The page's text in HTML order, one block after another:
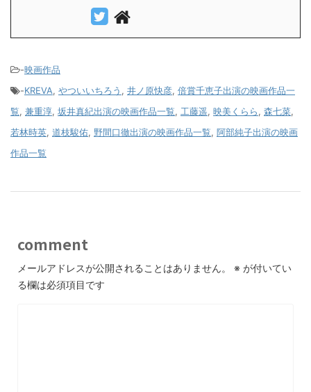
-映画作品
-KREVA, やついいちろう , 井ノ原快彦, 倍賞千恵子出演の映画作品一
覧, 兼重淳, 坂井真紀出演の映画作品一覧, 工藤遥, 映美くらら, 森七菜,
若林時英, 道枝駿佑, 野間口徹出演の映画作品一覧, 阿部純子出演の映画
作品一覧
comment
メールアドレスが公開されることはありません。 ※ が付いてい
る欄は必須項目です